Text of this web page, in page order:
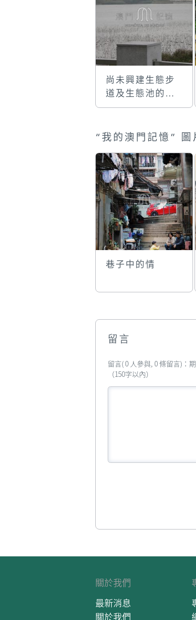
尚未興建生態步
道及生態池的龍
環葡韻濕地
巷子中的情
留言
留言( 0 人參與, 0 條留言)：
（150字以內）
關於我們
最新消息
關於我們